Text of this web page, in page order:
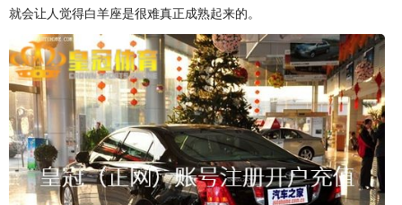
就会让人觉得白羊座是很难真正成熟起来的。